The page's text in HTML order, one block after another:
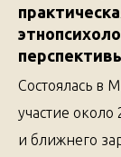
Состоялась в
участие
и ближнего